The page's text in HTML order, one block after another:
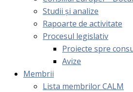
Studii și analize
Rapoarte de activitate
Procesul legislativ
Proiecte spre
Avize
Membrii
Lista membrilor CALM